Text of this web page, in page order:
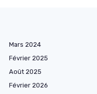
Mars 2024
Février 2025
Août 2025
Février 2026